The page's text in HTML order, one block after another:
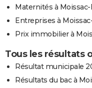
Maternités à
Entreprises à
Prix immobilier à
Tous les résultats
Résultat municipale
Résultats du bac à